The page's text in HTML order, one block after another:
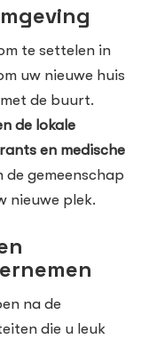
te settelen in
uw nieuwe huis
de buurt.
de lokale
en medische
de gemeenschap
nieuwe plek.
na de
die u leuk